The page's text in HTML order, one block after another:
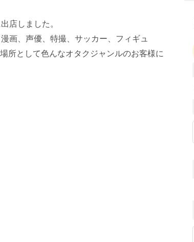
店しました。
画、声優、特撮、サッカー、フィギュ
所として色んなオタクジャンルのお客様に